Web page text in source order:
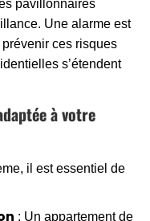
pavillonnaires
Une alarme est
ces risques
s’étendent
à votre
il est essentiel de
: Un appartement de